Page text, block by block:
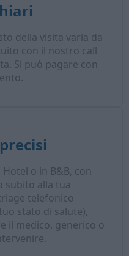
della visita varia da
con il nostro call
Si può pagare con
o in B&B, con
subito alla tua
telefonico
stato di salute),
il medico, generico o